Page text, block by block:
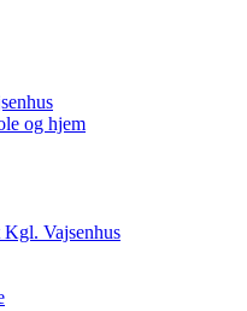
og hjem
Vajsenhus